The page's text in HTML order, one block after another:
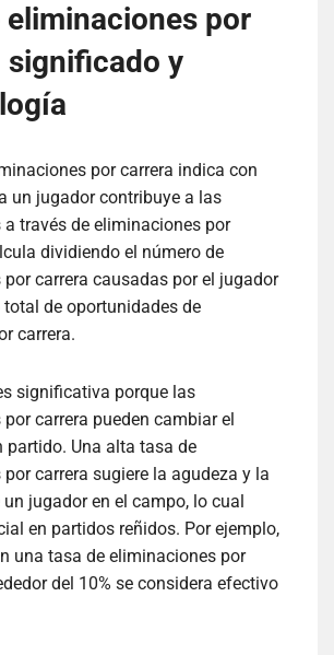
eliminaciones por
significado y
por carrera indica con
un jugador contribuye a las
través de eliminaciones por
dividiendo el número de
carrera causadas por el jugador
total de oportunidades de
carrera.
significativa porque las
carrera pueden cambiar el
partido. Una alta tasa de
carrera sugiere la agudeza y la
jugador en el campo, lo cual
en partidos reñidos. Por ejemplo,
una tasa de eliminaciones por
del 10% se considera efectivo